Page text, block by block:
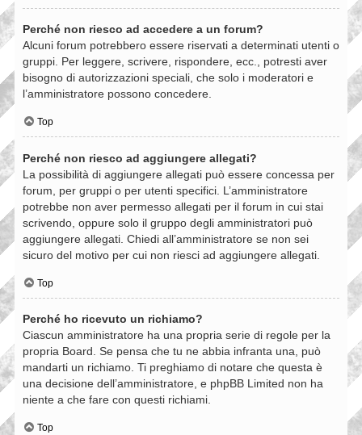
Perché non riesco ad accedere a un forum?
Alcuni forum potrebbero essere riservati a determinati utenti o
gruppi. Per leggere, scrivere, rispondere, ecc., potresti aver
bisogno di autorizzazioni speciali, che solo i moderatori e
l’amministratore possono concedere.
Top
Perché non riesco ad aggiungere allegati?
La possibilità di aggiungere allegati può essere concessa per
forum, per gruppi o per utenti specifici. L’amministratore
potrebbe non aver permesso allegati per il forum in cui stai
scrivendo, oppure solo il gruppo degli amministratori può
aggiungere allegati. Chiedi all’amministratore se non sei
sicuro del motivo per cui non riesci ad aggiungere allegati.
Top
Perché ho ricevuto un richiamo?
Ciascun amministratore ha una propria serie di regole per la
propria Board. Se pensa che tu ne abbia infranta una, può
mandarti un richiamo. Ti preghiamo di notare che questa è
una decisione dell’amministratore, e phpBB Limited non ha
niente a che fare con questi richiami.
Top